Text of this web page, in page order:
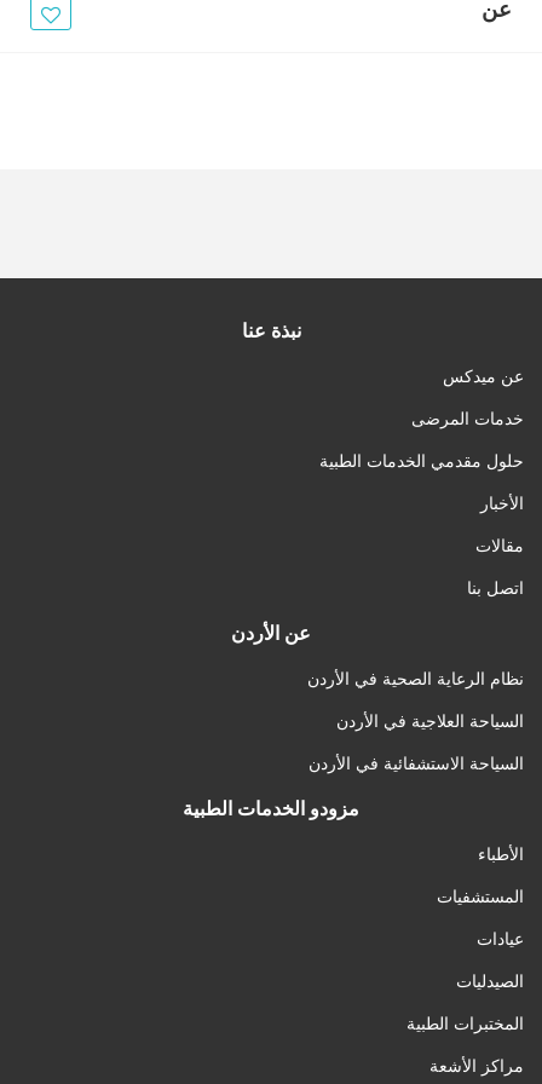
عن
نبذة عنا
عن ميدكس
خدمات المرضى
حلول مقدمي الخدمات الطبية
الأخبار
مقالات
اتصل بنا
عن الأردن
نظام الرعاية الصحية في الأردن
السياحة العلاجية في الأردن
السياحة الاستشفائية في الأردن
مزودو الخدمات الطبية
الأطباء
المستشفيات
عيادات
الصيدليات
المختبرات الطبية
مراكز الأشعة